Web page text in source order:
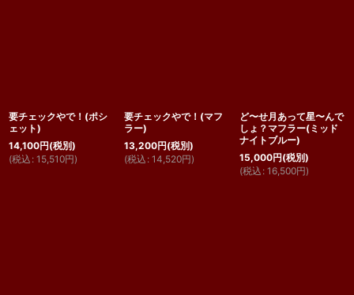
要チェックやで！(ポシ
ェット)
14,100円(税別)
(税込 : 15,510円)
要チェックやで！(マフ
ラー)
13,200円(税別)
(税込 : 14,520円)
ど〜せ月あって星〜んで
しょ？マフラー(ミッド
ナイトブルー)
15,000円(税別)
(税込 : 16,500円)